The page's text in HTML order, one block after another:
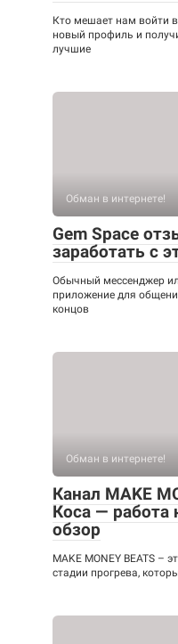
Кто мешает нам войти в
новый профиль и
лучшие
Обман в интернете!
Gem Space
заработать с
Обычный мессенджер
приложение для
концов
Обман в интернете!
Канал MAKE
Коса — работа
обзор
MAKE MONEY BEATS –
стадии прогрева,